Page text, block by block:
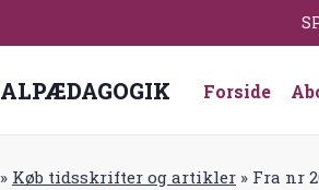
Forside
» Køb tidsskrifter og artikler » Fra nr